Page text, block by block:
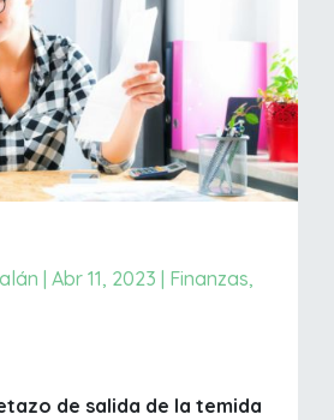
|Abr 11, 2023 Finanzas,
de salida de la temida